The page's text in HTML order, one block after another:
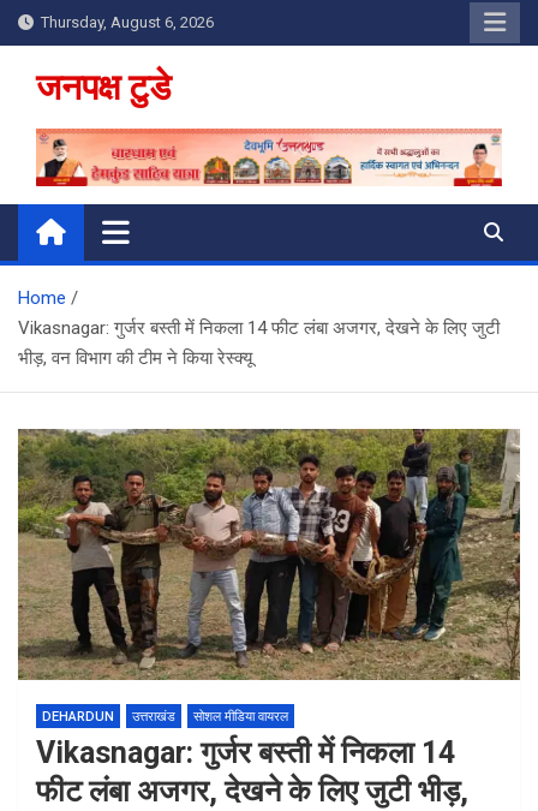
Skip
to
content
Thursday, August 6, 2026
जनपक्ष टुडे
Home
Vikasnagar: गुर्जर बस्ती में निकला 14 फीट लंबा अजगर, देखने के लिए जुटी
भीड़, वन विभाग की टीम ने किया रेस्क्यू
DEHARDUN उत्तराखंड सोशल मीडिया वायरल
Vikasnagar: गुर्जर बस्ती में निकला 14
फीट लंबा अजगर, देखने के लिए जुटी भीड़,